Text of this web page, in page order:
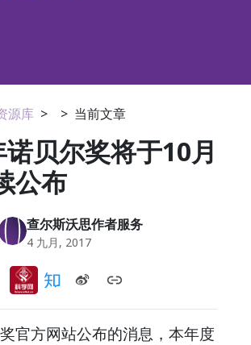
源库 > > 当前文章
贝尔奖将于10月
公布
查尔斯沃思作者服务
4 九月, 2017
官方网站公布的消息，本年度